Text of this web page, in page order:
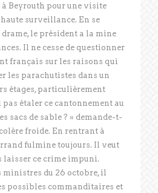
Beyrouth pour une visite
surveillance. En se
le président a la mine
Il ne cesse de questionner
français sur les raisons qui
les parachutistes dans un
étages, particulièrement
étaler ce cantonnement au
sacs de sable ? » demande-t-
froide. En rentrant à
fulmine toujours. Il veut
laisser ce crime impuni.
ministres du 26 octobre, il
possibles commanditaires et